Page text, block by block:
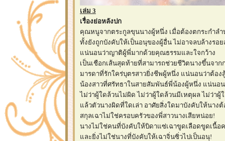
เล่ม 3
เรื่องย่อหลังปก
คุณหนูจากตระกูลขุนนางผู้หนึ่ง เมื่อต้องตกระกำลำ
ทั้งยังถูกบังคับให้เป็นอนุของผู้อื่น ไม่อาจลบล้างร
น่นอนว่าญาติผู้พี่มากด้วยคุณธรรมและใจกว้าง
เป็นเชือกเส้นสุดท้ายที่สามารถช่วยชีวิตนางขึ้นจาก
มารดาที่รักใคร่บุตรสาวยิ่งชีพผู้หนึ่ง แน่นอนว่าต้อ
น้องสาวที่ศรัทธาในสายสัมพันธ์พี่น้องผู้หนึ่ง แน่นอ
ไม่ว่าผู้ใดล้วนไม่ผิด ไม่ว่าผู้ใดล้วนมีเหตุผล ไม่ว่าผู้
ล้วตัวนางผิดที่ใดเล่า อาศัยสิ่งใดมาบังคับให้นาง
สกุลเฉาไม่ใช่ครอบครัวของพี่สาวนางเสียหน่อย!
นางไม่ใช่คนที่บังคับให้บิดาแซ่เฉาขูดเลือดขูดเนื้อ
ละยิ่งไม่ใช่นางที่บังคับให้เฉาจิ่นซิ่วไปเป็นอนุ!